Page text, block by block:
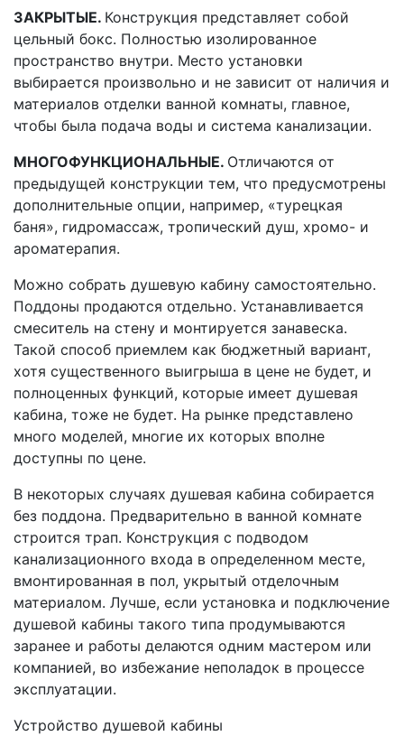
ЗАКРЫТЫЕ. Конструкция представляет собой
цельный бокс. Полностью изолированное
пространство внутри. Место установки
выбирается произвольно и не зависит от наличия и
материалов отделки ванной комнаты, главное,
чтобы была подача воды и система канализации.
МНОГОФУНКЦИОНАЛЬНЫЕ. Отличаются от
предыдущей конструкции тем, что предусмотрены
дополнительные опции, например, «турецкая
баня», гидромассаж, тропический душ, хромо- и
ароматерапия.
Можно собрать душевую кабину самостоятельно.
Поддоны продаются отдельно. Устанавливается
смеситель на стену и монтируется занавеска.
Такой способ приемлем как бюджетный вариант,
хотя существенного выигрыша в цене не будет, и
полноценных функций, которые имеет душевая
кабина, тоже не будет. На рынке представлено
много моделей, многие их которых вполне
доступны по цене.
В некоторых случаях душевая кабина собирается
без поддона. Предварительно в ванной комнате
строится трап. Конструкция с подводом
канализационного входа в определенном месте,
вмонтированная в пол, укрытый отделочным
материалом. Лучше, если установка и подключение
душевой кабины такого типа продумываются
заранее и работы делаются одним мастером или
компанией, во избежание неполадок в процессе
эксплуатации.
Устройство душевой кабины